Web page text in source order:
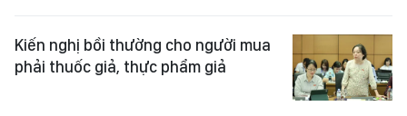
Kiến nghị bồi thường cho người mua
phải thuốc giả, thực phẩm giả